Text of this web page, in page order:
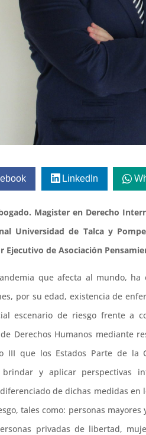
LinkedIn
Magister en Derecho
Universidad de Talca y
Ejecutivo de Asociación
que afecta al mundo,
por su edad, existencia de
escenario de riesgo frente a
Derechos Humanos mediante
III que los Estados Parte de la
y aplicar perspectivas
de dichas medidas
tales como: personas
privadas de libertad,